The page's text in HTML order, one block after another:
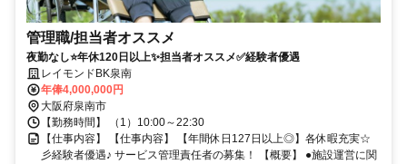
管理職/担当者オススメ
夜勤なし⭐️年休120日以上✨担当者オススメ✅️経験者優遇
レイモンドBK泉南
年俸4,000,000円
大阪府泉南市
【勤務時間】 （1）10:00～22:30
【仕事内容】 【仕事内容】 【年間休日127日以上◎】各休暇充実☆
彡経験者優遇♪ サービス管理責任者の募集！ 【概要】 ●施設運営に関